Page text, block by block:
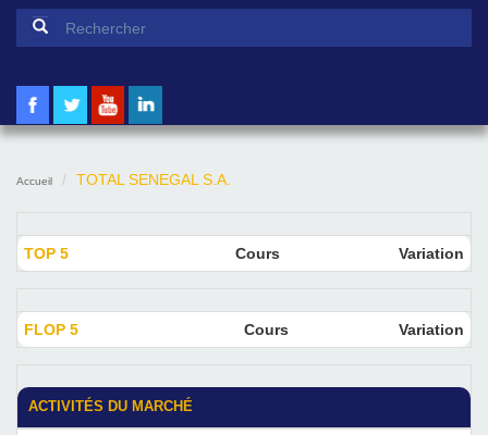
Formulaire de recherche
Accueil TOTAL SENEGAL S.A.
TOP 5 Cours Variation
FLOP 5 Cours Variation
ACTIVITÉS DU MARCHÉ